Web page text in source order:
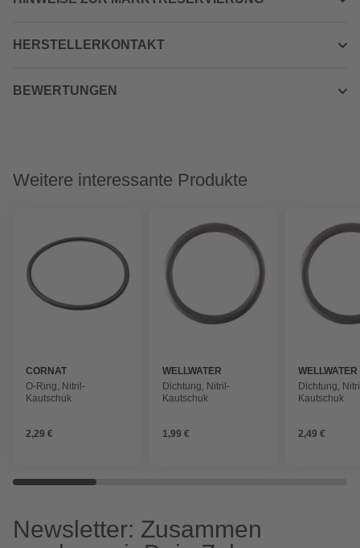
HERSTELLERKONTAKT
BEWERTUNGEN
Weitere interessante Produkte
CORNAT
O-Ring, Nitril-
Kautschuk
2,29 €
WELLWATER
Dichtung, Nitril-
Kautschuk
1,99 €
WELLWATER
Dichtung,
Kautschuk
2,49 €
Newsletter: Zusammen